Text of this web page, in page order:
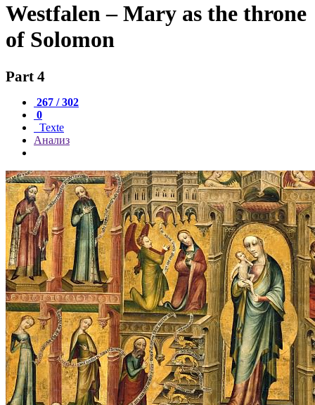
Westfalen – Mary as the throne
of Solomon
Part 4
267 / 302
0
Texte
Анализ